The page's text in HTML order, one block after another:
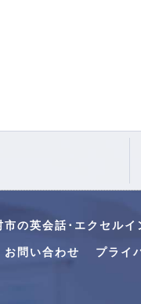
市の英会話･エクセル
お問い合わせ プライ